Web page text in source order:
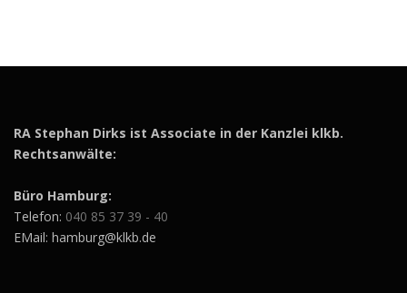
RA Stephan Dirks ist Associate in der Kanzlei klkb.
Rechtsanwälte:
Büro Hamburg:
Telefon: 040 85 37 39 - 40
EMail: hamburg@klkb.de